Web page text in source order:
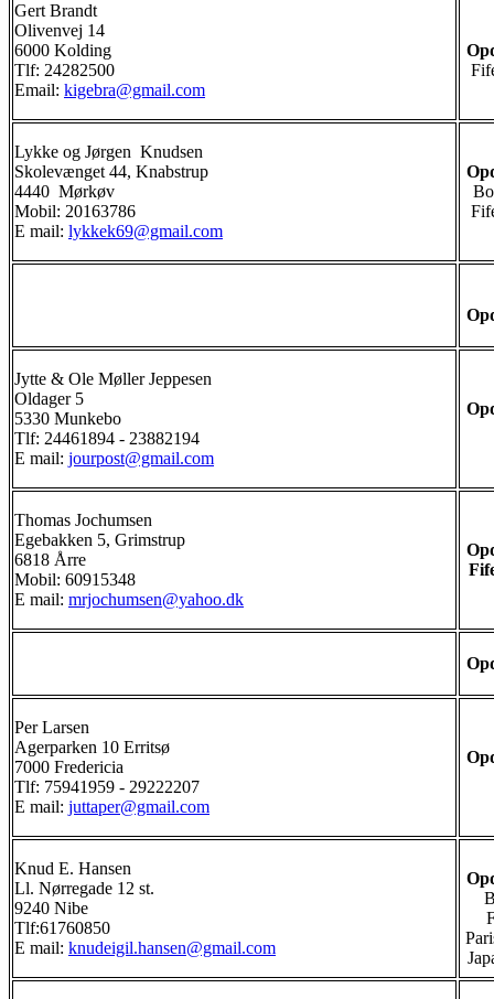
Gert Brandt
Olivenvej 14
6000 Kolding
Tlf: 24282500
Email: kigebra@gmail.com
Lykke og Jørgen Knudsen
Skolevænget 44, Knabstrup
4440 Mørkøv
Mobil: 20163786
E mail: lykkek69@gmail.com
Jytte & Ole Møller Jeppesen
Oldager 5
5330 Munkebo
Tlf: 24461894 - 23882194
E mail: jourpost@gmail.com
Thomas Jochumsen
Egebakken 5, Grimstrup
6818 Årre
Mobil: 60915348
E mail: mrjochumsen@yahoo.dk
Per Larsen
Agerparken 10 Erritsø
7000 Fredericia
Tlf: 75941959 - 29222207
E mail: juttaper@gmail.com
Knud E. Hansen
Ll. Nørregade 12 st.
9240 Nibe
Tlf:61760850
E mail: knudeigil.hansen@gmail.com